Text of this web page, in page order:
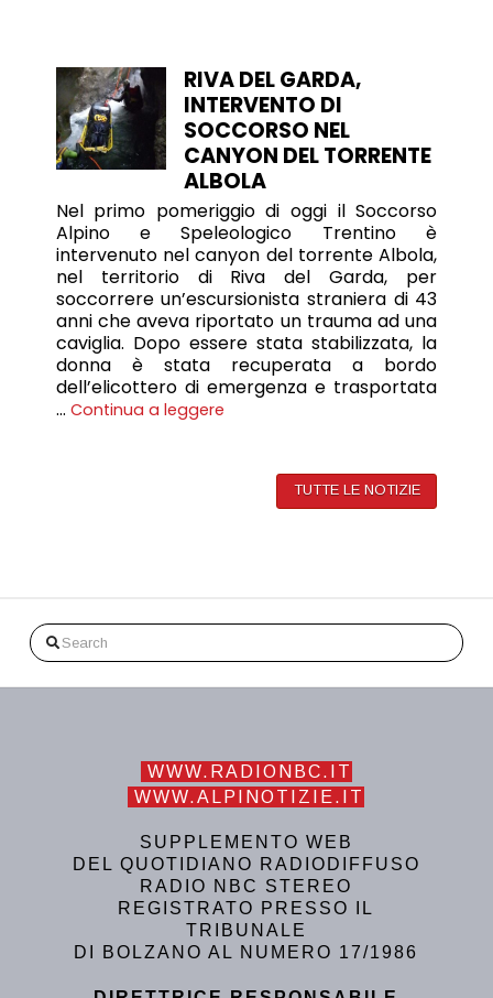
RIVA DEL GARDA,
INTERVENTO DI
SOCCORSO NEL
CANYON DEL TORRENTE
ALBOLA
Nel primo pomeriggio di oggi il Soccorso
Alpino e Speleologico Trentino è
intervenuto nel canyon del torrente Albola,
nel territorio di Riva del Garda, per
soccorrere un’escursionista straniera di 43
anni che aveva riportato un trauma ad una
caviglia. Dopo essere stata stabilizzata, la
donna è stata recuperata a bordo
dell’elicottero di emergenza e trasportata
… Continua a leggere
TUTTE LE NOTIZIE
Search
WWW.RADIONBC.IT
WWW.ALPINOTIZIE.IT
SUPPLEMENTO WEB
DEL QUOTIDIANO RADIODIFFUSO
RADIO NBC STEREO
REGISTRATO PRESSO IL
TRIBUNALE
DI BOLZANO AL NUMERO 17/1986